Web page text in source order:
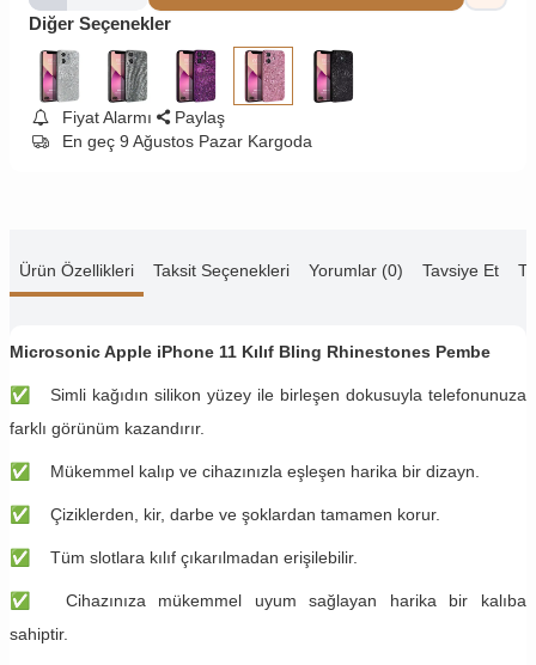
Diğer Seçenekler
Fiyat Alarmı
Paylaş
En geç 9 Ağustos Pazar Kargoda
Ürün Özellikleri Taksit Seçenekleri Yorumlar (0) Tavsiye Et
Microsonic Apple iPhone 11 Kılıf Bling Rhinestones Pembe
✅ Simli kağıdın silikon yüzey ile birleşen dokusuyla telefonunuza
farklı görünüm kazandırır.
✅ Mükemmel kalıp ve cihazınızla eşleşen harika bir dizayn.
✅ Çiziklerden, kir, darbe ve şoklardan tamamen korur.
✅ Tüm slotlara kılıf çıkarılmadan erişilebilir.
✅ Cihazınıza mükemmel uyum sağlayan harika bir kalıba
sahiptir.